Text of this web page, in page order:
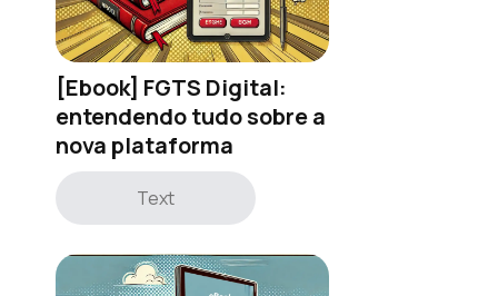
[Ebook] FGTS Digital:
entendendo tudo sobre a
nova plataforma
Text